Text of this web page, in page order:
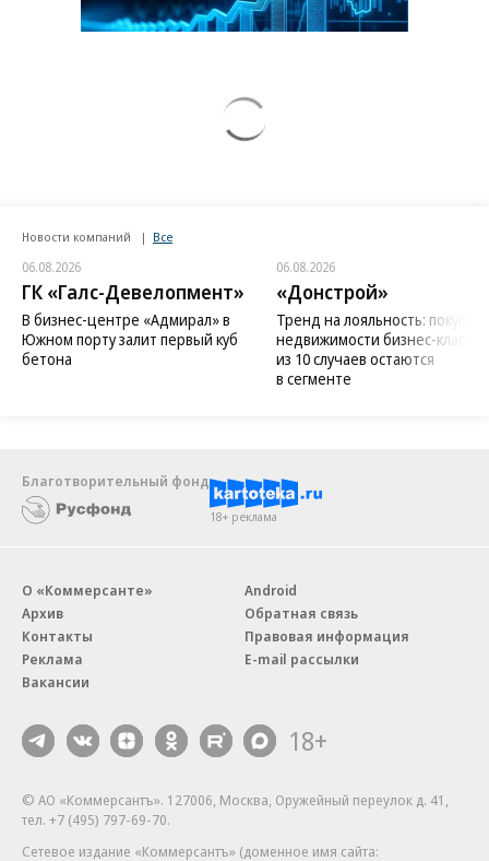
Новости компаний Все
06.08.2026
ГК «Галс-Девелопмент»
В бизнес-центре «Адмирал» в
Южном порту залит первый куб
бетона
06.08.2026
«Донстрой»
Тренд на лояльность:
недвижимости бизнес-класса
из 10 случаев остаются
в сегменте
Благотворительный фонд
18+ реклама
О «Коммерсанте»
Архив
Контакты
Реклама
Вакансии
Android
Обратная связь
Правовая информация
E-mail рассылки
18+
© АО «Коммерсантъ». 127006, Москва, Оружейный переулок д. 41,
тел. +7 (495) 797-69-70.
Сетевое издание «Коммерсантъ» (доменное имя сайта: